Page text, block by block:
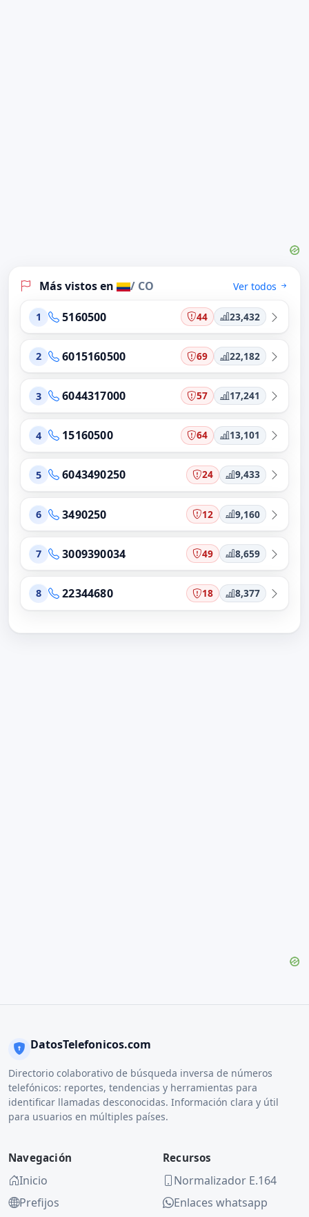
Más vistos en / CO Ver todos
1 5160500 44 23,432
2 6015160500 69 22,182
3 6044317000 57 17,241
4 15160500 64 13,101
5 6043490250 24 9,433
6 3490250 12 9,160
7 3009390034 49 8,659
8 22344680 18 8,377
DatosTelefonicos.com
Directorio colaborativo de búsqueda inversa de números
telefónicos: reportes, tendencias y herramientas para
identificar llamadas desconocidas. Información clara y útil
para usuarios en múltiples países.
Navegación
Inicio
Prefijos
Recursos
Normalizador E.164
Enlaces whatsapp